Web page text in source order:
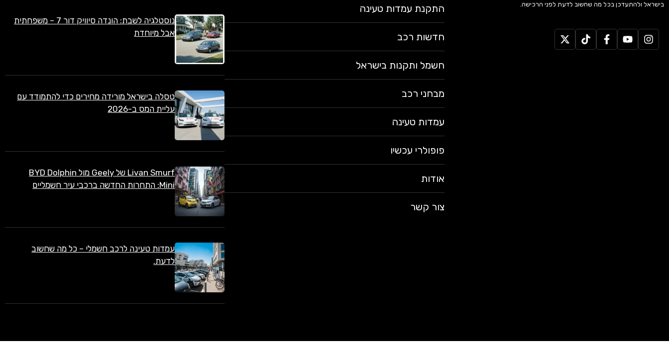
בישראל ולהתעדכן בכל מה שחשוב לדעת לפני הרכישה.
התקנת עמדות טעינה
חדשות רכב
חשמל ותקנות בישראל
מבחני רכב
עמדות טעינה
פופולרי עכשיו
אודות
צור קשר
נוסטלגיה לשבת: הונדה סיוויק דור 7 – משפחתית
אבל מיוחדת
טסלה בישראל מורידה מחירים כדי להתמודד עם
עליית המס ב-2026
Livan Smurf של Geely מול BYD Dolphin
Mini: התחרות החדשה ברכבי עיר חשמליים
עמדות טעינה לרכב חשמלי – כל מה שחשוב
לדעת.